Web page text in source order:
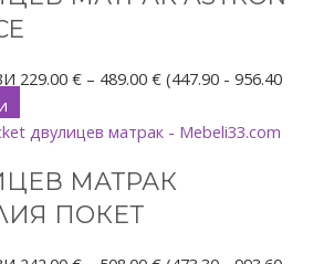
on
product
229.00 € – 489.00 € (447.90 - 956.40
multiple
The
may
chosen
on
МАТРАК
ПОКЕТ
Price
242.00 €
This
has
multiple